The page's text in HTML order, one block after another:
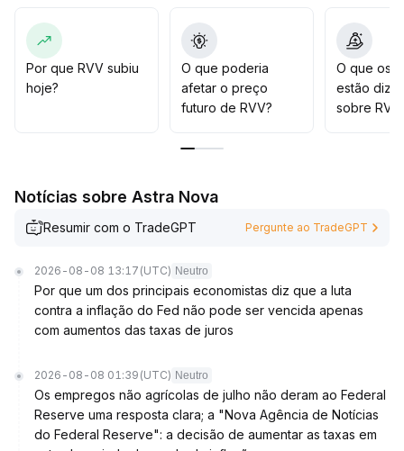
Recomenda-se aos investidores acompanhar o
progresso do bloqueio da equipe e do ecossistema.
No curto prazo, pode-se considerar participar em
rompimentos de faixa, enquanto, no longo prazo, o
ideal é realizar entradas em lotes durante recuos,
Por que RVV subiu
hoje?
O que poderia
afetar o preço
futuro de RVV?
O que os
estão
sobre
Notícias sobre Astra Nova
Resumir com o TradeGPT Pergunte ao TradeGPT
2026-08-08 13:17 (UTC) Neutro
Por que um dos principais economistas diz que a luta
contra a inflação do Fed não pode ser vencida apenas
com aumentos das taxas de juros
2026-08-08 01:39 (UTC) Neutro
Os empregos não agrícolas de julho não deram ao Federal
Reserve uma resposta clara; a "Nova Agência de Notícias
do Federal Reserve": a decisão de aumentar as taxas em